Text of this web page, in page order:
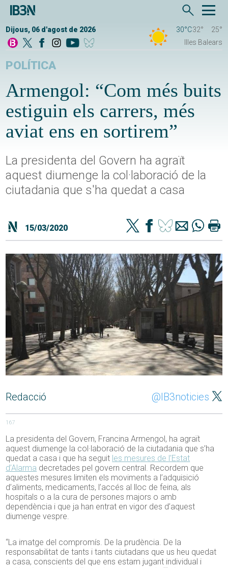
Dijous, 06 d'agost de 2026 30°C32°
25°
Illes Balears
POLÍTICA
Armengol: “Com més buits
estiguin els carrers, més
aviat ens en sortirem”
La presidenta del Govern ha agraït
aquest diumenge la col·laboració de la
ciutadania que s'ha quedat a casa
15/03/2020
Redacció @IB3noticies
167
La presidenta del Govern, Francina Armengol, ha agraït
aquest diumenge la col·laboració de la ciutadania que s’ha
quedat a casa i que ha seguit les mesures de l’Estat
d’Alarma decretades pel govern central. Recordem que
aquestes mesures limiten els moviments a l’adquisició
d’aliments, medicaments, l’accés al lloc de feina, als
hospitals o a la cura de persones majors o amb
dependència i que ja han entrat en vigor des d’aquest
diumenge vespre.
“La imatge del compromís. De la prudència. De la
responsabilitat de tants i tants ciutadans que us heu quedat
a casa, conscients del que ens estam jugant individual i